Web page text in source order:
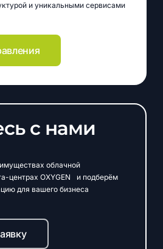
и уникальными сервисами
с нами
облачной
центрах OXYGEN и подберём
для вашего бизнеса